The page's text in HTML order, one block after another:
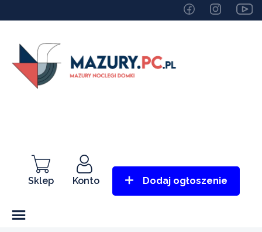
Sklep Konto Dodaj ogłoszenie